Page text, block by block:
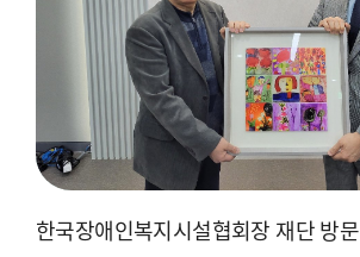
한국장애인복지시설협회장 재단 방문